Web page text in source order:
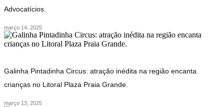
Advocatícios.
março 14, 2025
Galinha Pintadinha Circus: atração inédita na região encanta
crianças no Litoral Plaza Praia Grande.
março 13, 2025